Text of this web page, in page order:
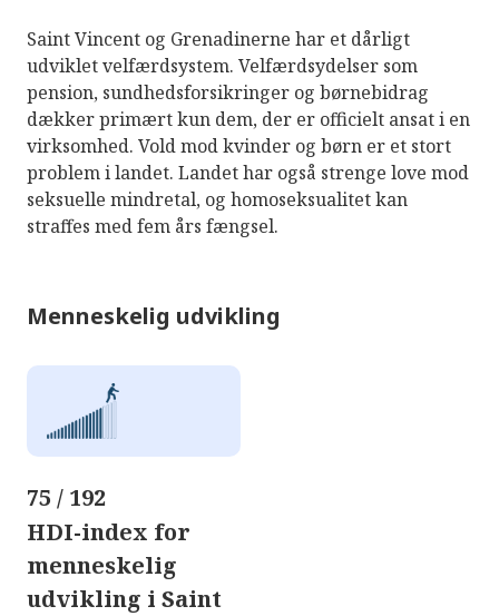
Saint Vincent og Grenadinerne har et dårligt
udviklet velfærdsystem. Velfærdsydelser som
pension, sundhedsforsikringer og børnebidrag
dækker primært kun dem, der er officielt ansat i en
virksomhed. Vold mod kvinder og børn er et stort
problem i landet. Landet har også strenge love mod
seksuelle mindretal, og homoseksualitet kan
straffes med fem års fængsel.
Menneskelig udvikling
75 / 192
HDI-index for
menneskelig
udvikling i Saint